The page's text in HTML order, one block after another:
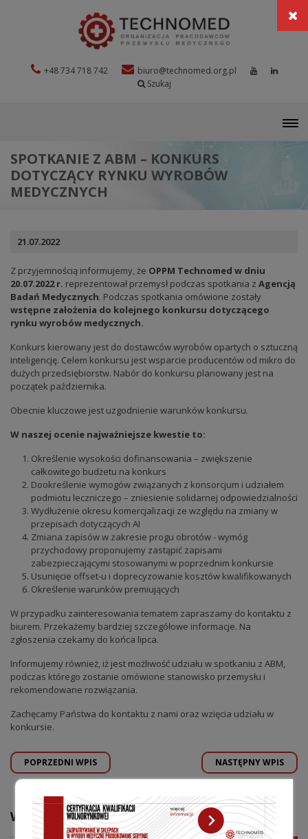
+48 734 718 742
biuro@technomed.org.pl
Szukaj
SPOTKANIE Z ABM – KONKURS
DOTYCZĄCY RYNKU WYROBÓW
MEDYCZNYCH
21.07.2022
Z przyjemnością informujemy, że OPPM Technomed w dniu
20.07.2022 r. reprezentował przemysł podczas spotkania z Agencją
Badań Medycznych. Podczas spotkania omówione zostały
wstępne założenia do kolejnego konkursu dotyczącego
rynku wyrobów medycznych.
Konkurs kierowany jest do dostawców wyrobów opartych o sztuczną
inteligencję. Celem konkursu jest wsparcie producentów od mikro do
dużych przedsiębiorstw. Nabór do konkursu planowany jest na
początek października.
Obecnie kluczowe jest uzgodnienie warunków konkursu.
W naszej ocenie najważniejsze kwestie to:
Określenie wysokości dofinansowania – zwiększenie
całkowitego budżetu na konkurs
Dookreślenie wymogów związanych z konsorcjum i udziałem
podmiotu leczniczego – zniesienie solidarnej odpowiedzialności
Wydłużenie okresu komercjalizacji ze względu na zmiany w
przepisach dotyczących AI
Zmiana zapisów w zakresie progu obrotów - wymóg
przychodowy proponujemy zastąpić zapisami
zabezpieczającymi stosowanymi w poprzednim konkursie
Usunięcie offset-u i doprecyzowanie kosztów kwalifikowanych
Określenie warunków premiujących
W przypadku zainteresowania tematem zapraszamy do kontaktu z
biurem. Przekażemy bardziej szczegółowe informacje. Na
zgłoszenia czekamy do końca lipca.
Informujemy również, iż jest możliwość udziału w spotkaniu z ABM,
podczas którego zostanie omówione stanowisko przemysłu i
rekomendowane rozwiązania.
Zachęcamy Państwa do kontaktu z nami oraz wzięcia udziału w
konkursie.
POPRZEDNI WPIS NASTĘPNY WPIS
WYSZUKAJ